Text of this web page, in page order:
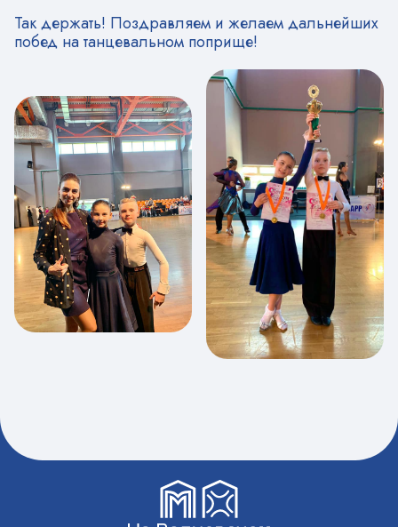
Так держать! Поздравляем и желаем дальнейших
побед на танцевальном поприще!